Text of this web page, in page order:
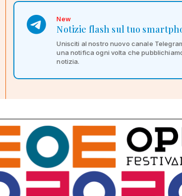
New
Notizie flash sul tuo
Unisciti al nostro nuovo canale
una notifica ogni volta che
notizia.